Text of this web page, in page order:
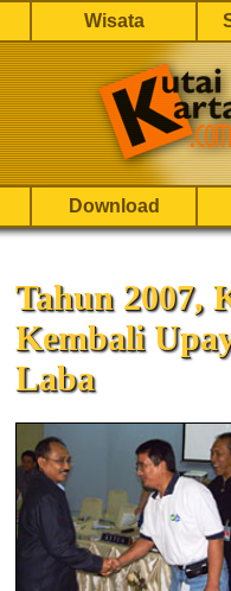
Wisata
Download
Tahun 2007,
Kembali
Laba